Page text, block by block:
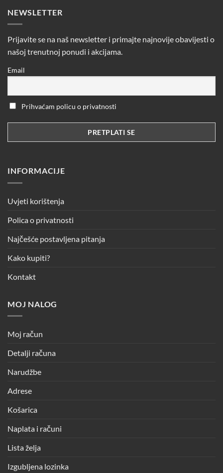
NEWSLETTER
Prijavite se na naš newsletter i primajte najnovije obavijesti o
našoj trenutnoj ponudi i akcijama.
Email
Prihvaćam policu o privatnosti
INFORMACIJE
Uvjeti korištenja
Polica o privatnosti
Najčešće postavljena pitanja
Kako kupiti?
Kontakt
MOJ NALOG
Moj račun
Detalji računa
Narudžbe
Adrese
Košarica
Naplata i računi
Lista želja
Izgubljena lozinka